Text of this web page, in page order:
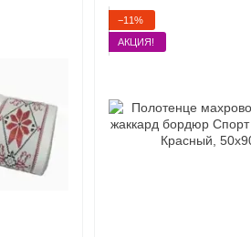
−11%
АКЦИЯ!